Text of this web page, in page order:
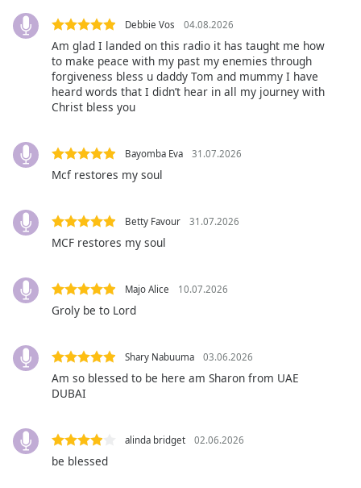
subtitles
settings
dialog
subtitles
selected
Audio
Track
Picture
Fullscreen
modal
Beginning
Escape
will
Debbie Vos 04.08.2026
Am glad I landed on this radio it has taught me how
to make peace with my past my enemies through
forgiveness bless u daddy Tom and mummy I have
heard words that I didn’t hear in all my journey with
Christ bless you
Bayomba Eva 31.07.2026
Mcf restores my soul
Betty Favour 31.07.2026
MCF restores my soul
Majo Alice 10.07.2026
Groly be to Lord
Shary Nabuuma 03.06.2026
Am so blessed to be here am Sharon from UAE
DUBAI
alinda bridget 02.06.2026
be blessed